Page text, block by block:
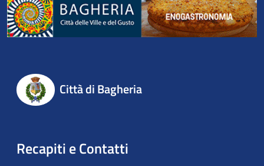
Città di Bagheria
Recapiti e Contatti